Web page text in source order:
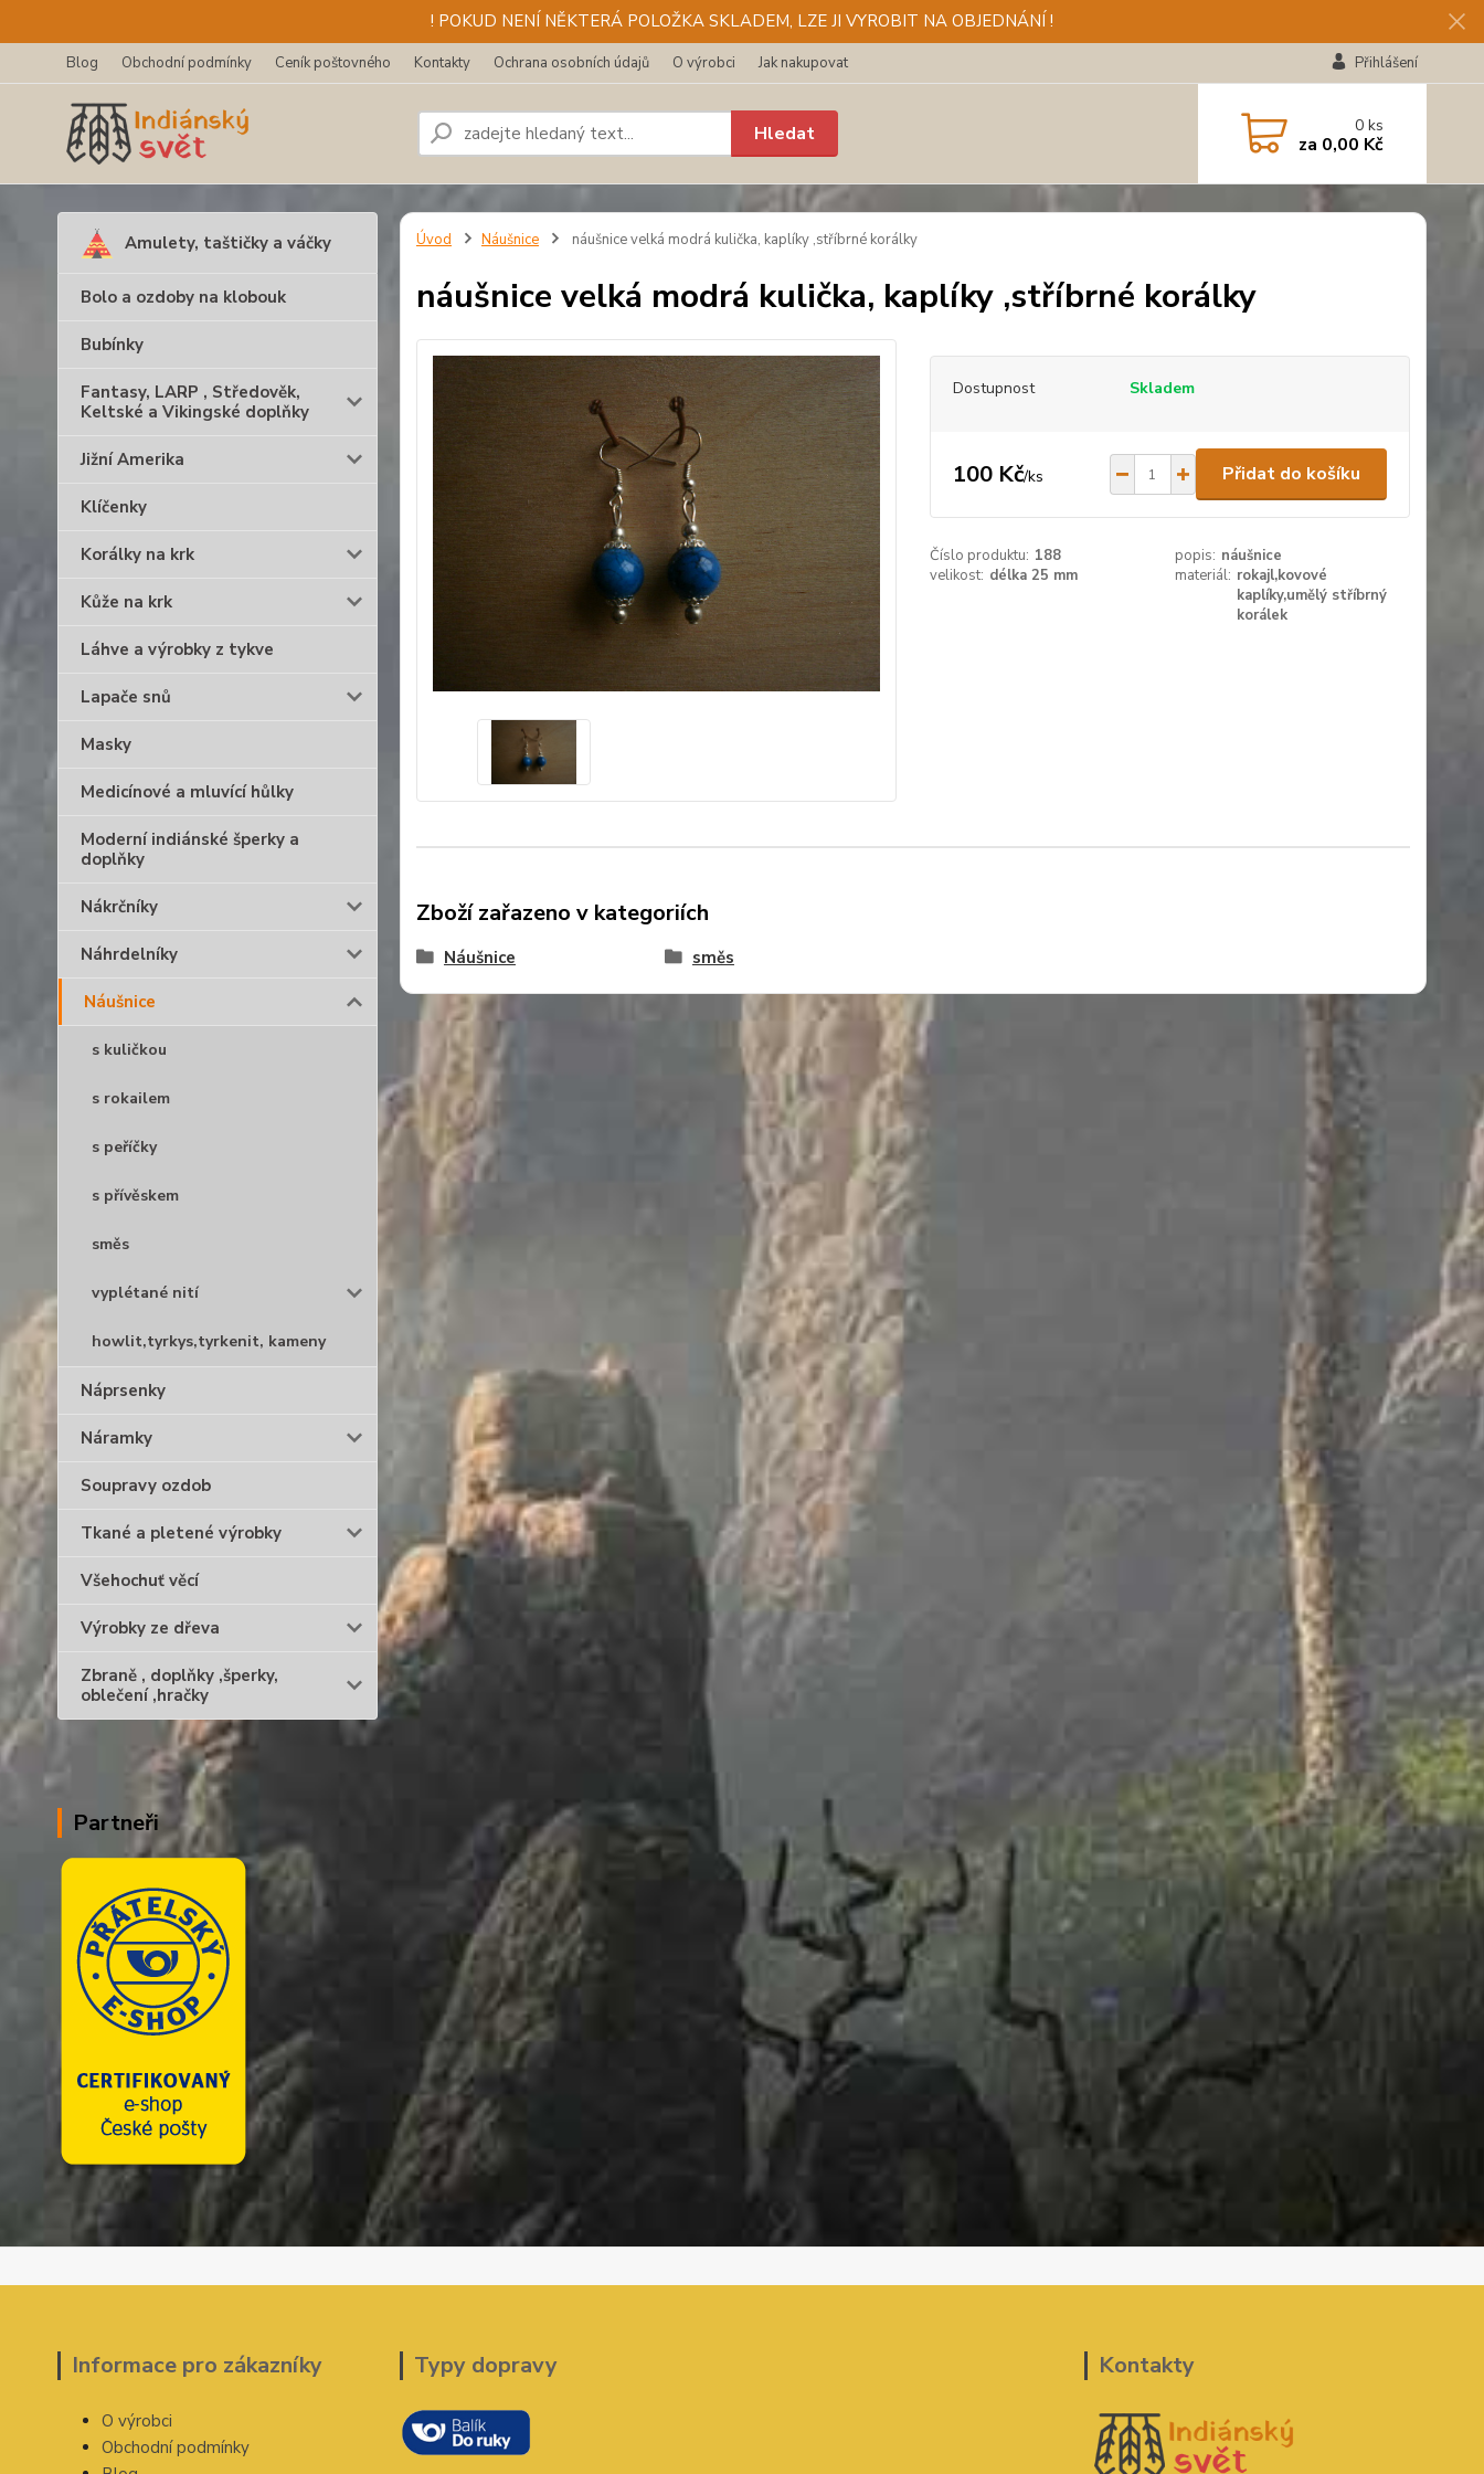
! POKUD NENÍ NĚKTERÁ POLOŽKA SKLADEM, LZE JI VYROBIT NA OBJEDNÁNÍ !
Blog Obchodní podmínky Ceník poštovného Kontakty Ochrana osobních údajů O výrobci Jak nakupovat Přihlášení
Hledat 0ks
za 0,00 Kč
Amulety, taštičky a váčky
Bolo a ozdoby na klobouk
Bubínky
Fantasy, LARP , Středověk,
Keltské a Vikingské doplňky
Jižní Amerika
Klíčenky
Korálky na krk
Kůže na krk
Láhve a výrobky z tykve
Lapače snů
Masky
Medicínové a mluvící hůlky
Moderní indiánské šperky a
doplňky
Nákrčníky
Náhrdelníky
Náušnice
s kuličkou
s rokailem
s peříčky
s přívěskem
směs
vyplétané nití
howlit,tyrkys,tyrkenit, kameny
Náprsenky
Náramky
Soupravy ozdob
Tkané a pletené výrobky
Všehochuť věcí
Výrobky ze dřeva
Zbraně , doplňky ,šperky,
oblečení ,hračky
Partneři
Úvod Náušnice náušnice velká modrá kulička, kaplíky ,stříbrné korálky
náušnice velká modrá kulička, kaplíky ,stříbrné korálky
Dostupnost Skladem
100 Kč/ks Přidat do košíku
Číslo produktu: 188 popis: náušnice
velikost: délka 25 mm materiál: rokajl,kovové
kaplíky,umělý stříbrný
korálek
Zboží zařazeno v kategoriích
Náušnice směs
Informace pro zákazníky
O výrobci
Obchodní podmínky
Typy dopravy Kontakty